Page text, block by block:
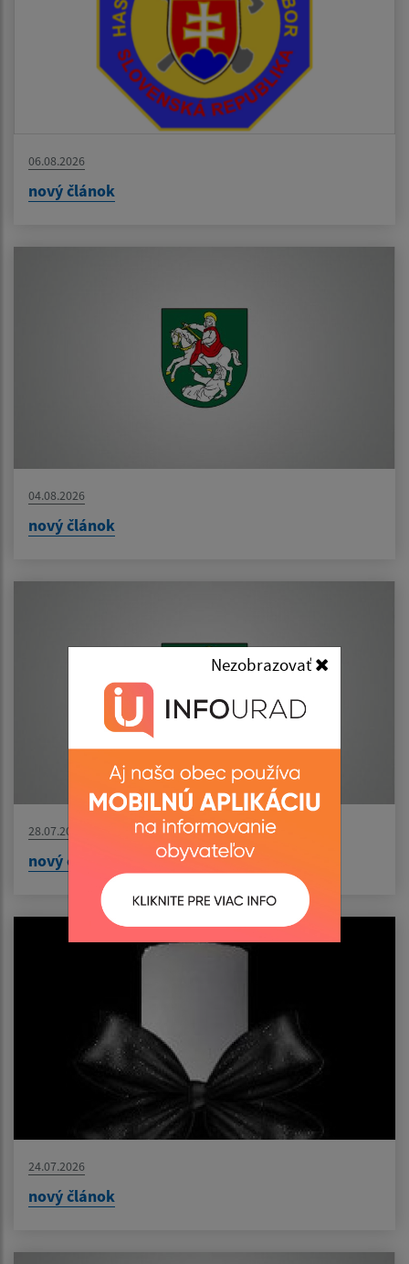
Nezobrazovať
06.08.2026
nový článok
04.08.2026
nový článok
28.07.2026
nový článok
24.07.2026
nový článok